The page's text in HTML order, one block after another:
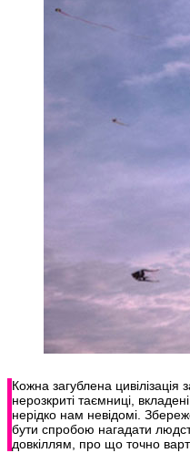
Кожна загублена
нерозкриті таємниці,
нерідко нам невідомі.
бути спробою нагадати
довкіллям, про що точно